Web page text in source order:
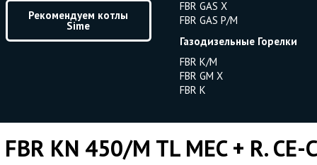
Рекомендуем котлы
Sime
FBR GAS X
FBR GAS P/M
Газодизельные Горелки
FBR K/M
FBR GM X
FBR K
FBR KN 450/M TL MEC + R.